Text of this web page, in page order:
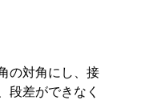
の対角にし、接
段差ができなく